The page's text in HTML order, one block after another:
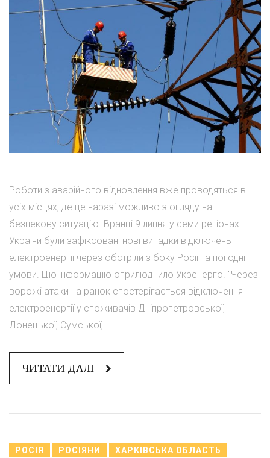
Роботи з аварійного відновлення вже проводяться в
усіх місцях, де це наразі можливо з огляду на
безпекову ситуацію. Вранці 9 липня у семи регіонах
України були зафіксовані нові випадки відключень
електроенергії через обстріли з боку Росії та погодні
умови. Цю інформацію оприлюднило Укренерго. "Через
ворожі атаки на ранок спостерігається відключення
електроенергії у споживачів Дніпропетровської,
Донецької, Сумської,...
ЧИТАТИ ДАЛІ
РОСІЯ РОСІЯНИ ХАРКІВСЬКА ОБЛАСТЬ